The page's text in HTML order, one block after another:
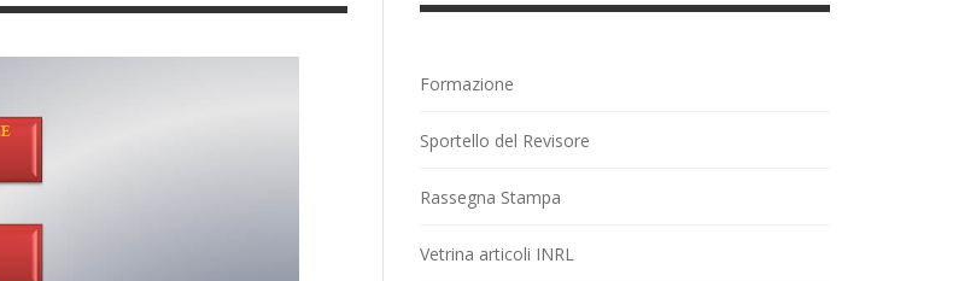
Formazione
Sportello del Revisore
Rassegna Stampa
Vetrina articoli INRL